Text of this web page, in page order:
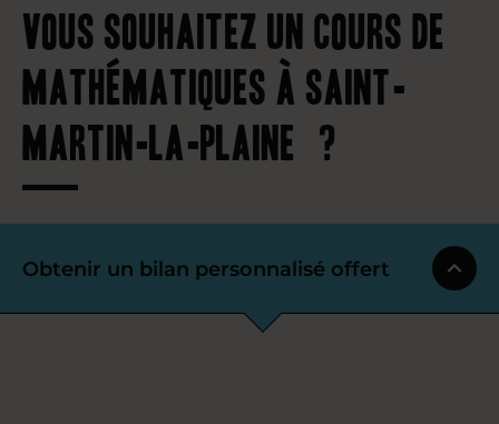
Vous souhaitez un cours de
mathématiques à Saint-
Martin-la-Plaine ?
Obtenir un bilan personnalisé offert